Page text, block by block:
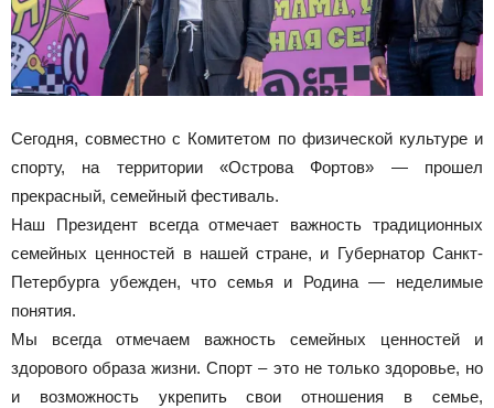
Сегодня, совместно с Комитетом по физической культуре и
спорту, на территории «Острова Фортов» — прошел
прекрасный, семейный фестиваль.
Наш Президент всегда отмечает важность традиционных
семейных ценностей в нашей стране, и Губернатор Санкт-
Петербурга убежден, что семья и Родина — неделимые
понятия.
Мы всегда отмечаем важность семейных ценностей и
здорового образа жизни. Спорт – это не только здоровье, но
и возможность укрепить свои отношения в семье,